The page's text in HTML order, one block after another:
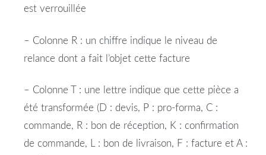
est verrouillée
– Colonne R : un chiffre indique le niveau de
relance dont a fait l’objet cette facture
– Colonne T : une lettre indique que cette pièce a
été transformée (D : devis, P : pro-forma, C :
commande, R : bon de réception, K : confirmation
de commande, L : bon de livraison, F : facture et A :